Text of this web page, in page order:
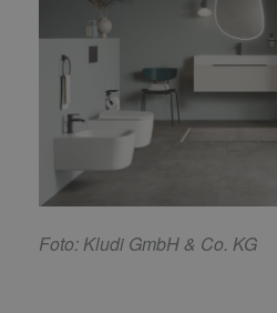
Foto: Kludi GmbH & Co. KG